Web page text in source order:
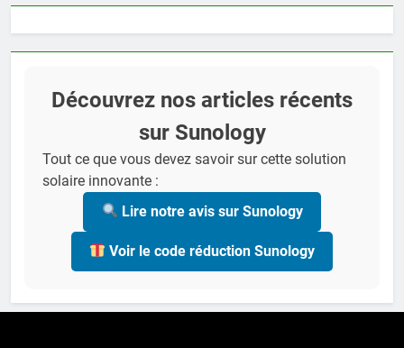
Découvrez nos articles récents
sur Sunology
Tout ce que vous devez savoir sur cette solution
solaire innovante :
Lire notre avis sur Sunology
Voir le code réduction Sunology